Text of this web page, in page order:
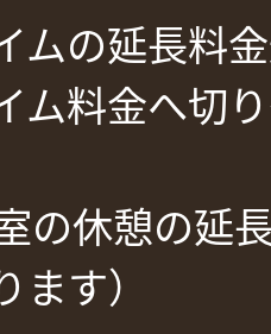
の延長料
ム料金へ切
の休憩の延
す）